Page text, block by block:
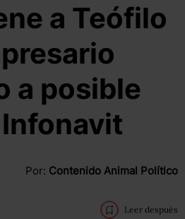
a Teófilo
a posible
Por: Contenido Animal Político
Leer después